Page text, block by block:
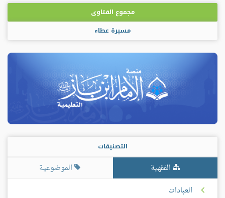
مجموع الفتاوى
مسيرة عطاء
التصنيفات
الفقهية
الموضوعية
العبادات